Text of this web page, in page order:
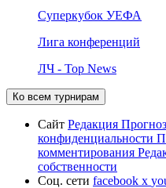
Суперкубок УЕФА
Лига конференций
ЛЧ - Top News
Ко всем турнирам
Сайт Редакция
конфиденциальности
комментирования
собственности
Соц. сети facebook x